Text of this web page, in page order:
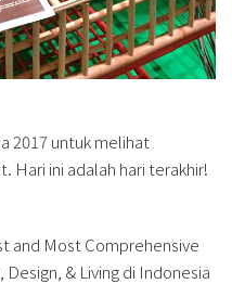
2017 untuk melihat
Hari ini adalah hari terakhir!
and Most Comprehensive
& Living di Indonesia